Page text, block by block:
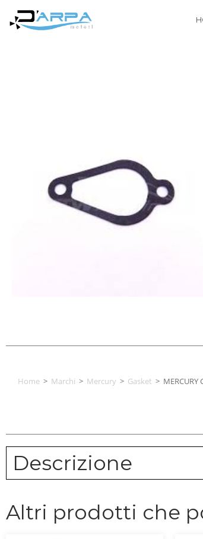
Home > Marchi > Mercury > Gasket > MERCURY
Descrizione
Altri prodotti che